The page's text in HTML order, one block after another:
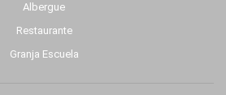
Albergue
Restaurante
Granja Escuela